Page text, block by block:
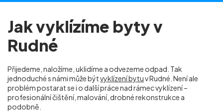
Jak vyklízíme byty v
Rudné
Přijedeme, naložíme, uklidíme a odvezeme odpad. Tak
jednoduché s námi může býtvyklízení bytuv Rudné. Není ale
problém postarat se i o další práce nad rámec vyklízení –
profesionální čištění, malování, drobné rekonstrukce a
podobně.